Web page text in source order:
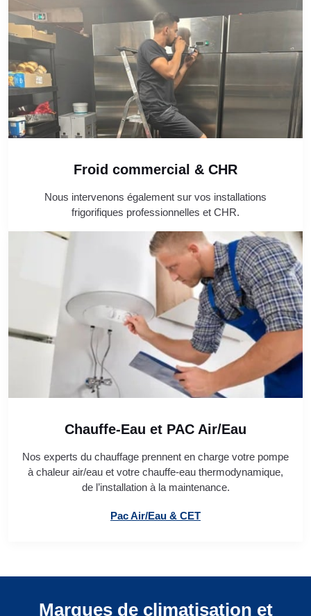
Froid commercial & CHR
Nous intervenons également sur vos installations
frigorifiques professionnelles et CHR.
Chauffe-Eau et PAC Air/Eau
Nos experts du chauffage prennent en charge votre pompe
à chaleur air/eau et votre chauffe-eau thermodynamique,
de l’installation à la maintenance.
Pac Air/Eau & CET
Marques de climatisation et